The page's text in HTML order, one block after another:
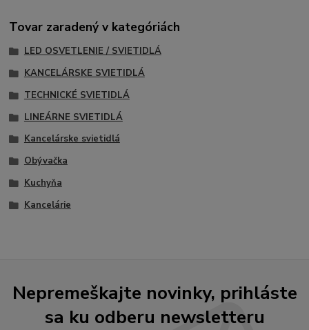
Tovar zaradený v kategóriách
LED OSVETLENIE / SVIETIDLÁ
KANCELÁRSKE SVIETIDLÁ
TECHNICKÉ SVIETIDLÁ
LINEÁRNE SVIETIDLÁ
Kancelárske svietidlá
Obývačka
Kuchyňa
Kancelárie
Nepremeškajte novinky, prihláste
sa ku odberu newsletteru